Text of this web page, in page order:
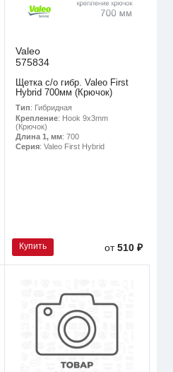
Valeo
575834
Щетка с/о гибр. Valeo First
Hybrid 700мм (Крючок)
Тип: Гибридная
Крепление: Hook 9x3mm
(Крючок)
Длина 1, мм: 700
Серия: Valeo First Hybrid
Купить от510 ₽